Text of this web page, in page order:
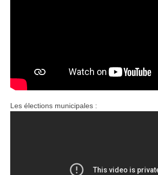
Les élections municipales :